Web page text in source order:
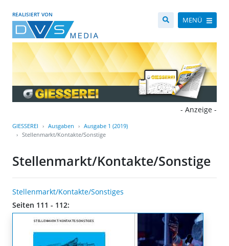
REALISIERT VON
MENÜ
- Anzeige -
GIESSEREI Ausgaben
Ausgabe 1 (2019)
Stellenmarkt/Kontakte/Sonstige
Stellenmarkt/Kontakte/Sonstige
Stellenmarkt/Kontakte/Sonstiges
Seiten 111 - 112: